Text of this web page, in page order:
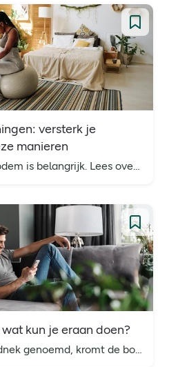
versterk je
manieren
Een gezonde bekkenbodem is belangrijk. Lees over de tekenen en oorzaken van een zwakke bekkenbodem en hoe je deze thuis kunt versterken.
kun je eraan doen?
Bij kyfose, ook wel nerdnek genoemd, kromt de bovenrug meer dan normaal. Ontdek symptomen, oorzaken en oefeningen om nerdnek te behandelen en voorkomen.